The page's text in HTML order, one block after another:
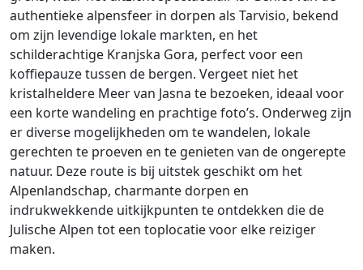
authentieke alpensfeer in dorpen als Tarvisio, bekend
om zijn levendige lokale markten, en het
schilderachtige Kranjska Gora, perfect voor een
koffiepauze tussen de bergen. Vergeet niet het
kristalheldere Meer van Jasna te bezoeken, ideaal voor
een korte wandeling en prachtige foto’s. Onderweg zijn
er diverse mogelijkheden om te wandelen, lokale
gerechten te proeven en te genieten van de ongerepte
natuur. Deze route is bij uitstek geschikt om het
Alpenlandschap, charmante dorpen en
indrukwekkende uitkijkpunten te ontdekken die de
Julische Alpen tot een toplocatie voor elke reiziger
maken.